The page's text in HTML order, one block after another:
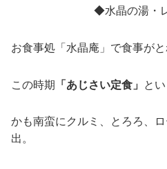
◆水晶の湯・
お食事処「水晶庵」で食事がと
この時期 「あじさい定食」 と
かも南蛮にクルミ、とろろ、
出。